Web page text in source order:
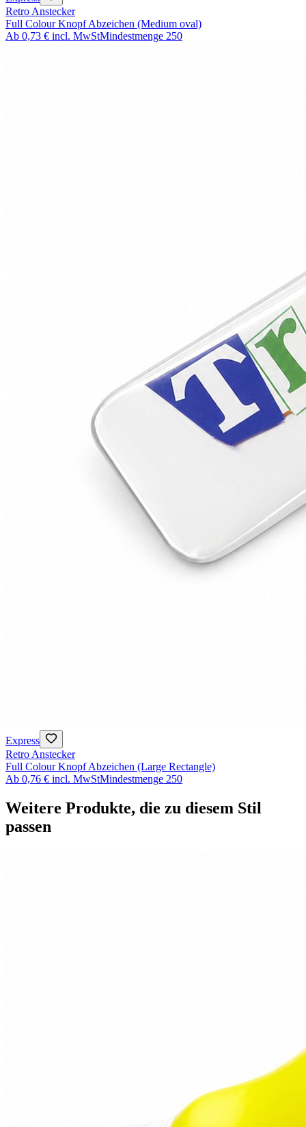
Retro Anstecker
Full Colour Knopf Abzeichen (Medium oval)
Ab 0,73 € incl. MwStMindestmenge 250
Express
Retro Anstecker
Full Colour Knopf Abzeichen (Large Rectangle)
Ab 0,76 € incl. MwStMindestmenge 250
Weitere Produkte, die zu diesem Stil
passen